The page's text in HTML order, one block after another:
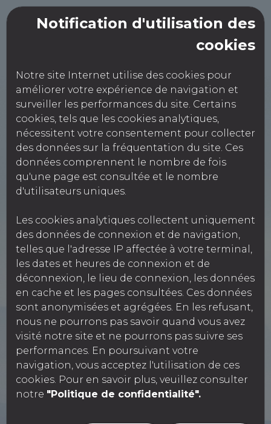
Notification d'utilisation des
cookies
Notre site Internet utilise des cookies pour
améliorer votre expérience de navigation et
surveiller les performances du site. Certains
cookies, tels que les cookies analytiques,
nécessitent votre consentement pour collecter
des données sur la fréquentation du site. Ces
données comprennent le nombre de fois
qu'une page est consultée et le nombre
d'utilisateurs uniques.
Les cookies analytiques collectent uniquement
des données de connexion et de navigation,
telles que l'adresse IP affectée à votre terminal,
les dates et heures de connexion et de
déconnexion, le lieu de connexion, les données
en cache et les pages consultées. Ces données
sont anonymisées et agrégées. En les refusant,
nous ne pourrons pas savoir quand vous avez
visité notre site et ne pourrons pas suivre ses
performances. En poursuivant votre
navigation, vous acceptez l'utilisation de ces
cookies. Pour en savoir plus, veuillez consulter
notre "Politique de confidentialité".
PPI PERPIGNAN
Création de client en compte
Informations société
Type de prestation *
VL
Nom de la société *
Numéro TVA
SIRET